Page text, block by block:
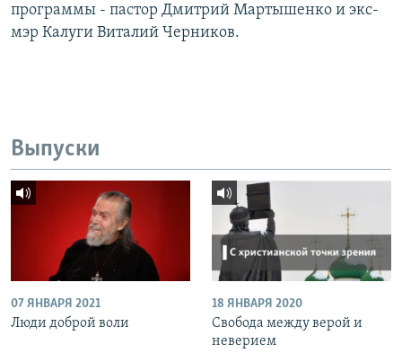
программы - пастор Дмитрий Мартышенко и экс-
мэр Калуги Виталий Черников.
Выпуски
07 ЯНВАРЯ 2021
Люди доброй воли
18 ЯНВАРЯ 2020
Свобода между верой и
неверием